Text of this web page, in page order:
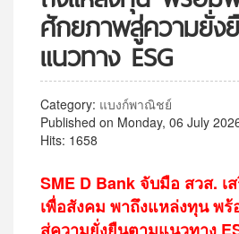
ศักยภาพสู่ความยั่ง
แนวทาง ESG
Category: แบงก์พาณิชย์
Published on Monday, 06 July
Hits: 1658
SME D Bank จับมือ สวส. เ
เพื่อสังคม พาถึงแหล่งทุน พ
สู่ความยั่งยืนตามแนวทาง